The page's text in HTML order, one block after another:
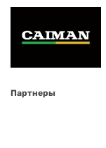
Партнеры